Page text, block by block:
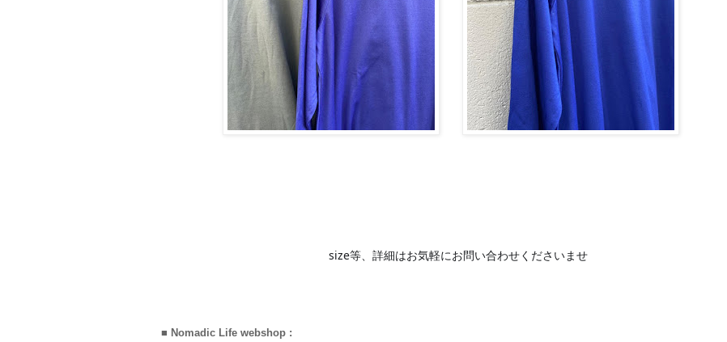
size等、詳細はお気軽にお問い合わせくださいませ
■ Nomadic Life webshop :